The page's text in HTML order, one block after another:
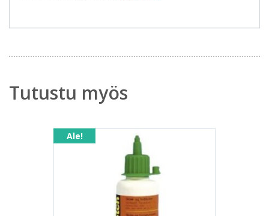
Tutustu myös
Ale!